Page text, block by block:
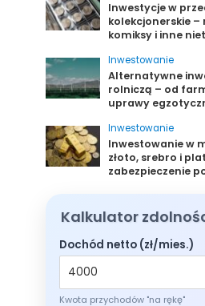
Inwestycje w
kolekcjonerskie –
komiksy i inne
Inwestowanie
Alternatywne
rolniczą – od
uprawy
Inwestowanie
Inwestowanie w
złoto, srebro i
zabezpieczenie
Kalkulator
Dochód netto (zł/mies.)
Kwota przychodów "na rękę"